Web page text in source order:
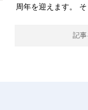
周年を迎えます。 そ
記